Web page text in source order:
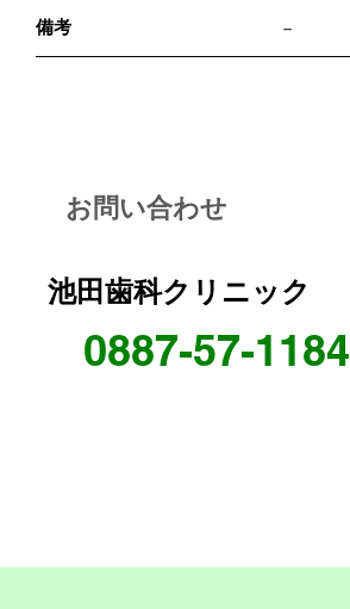
備考 －
お問い合わせ
池田歯科クリニック
0887-57-1184